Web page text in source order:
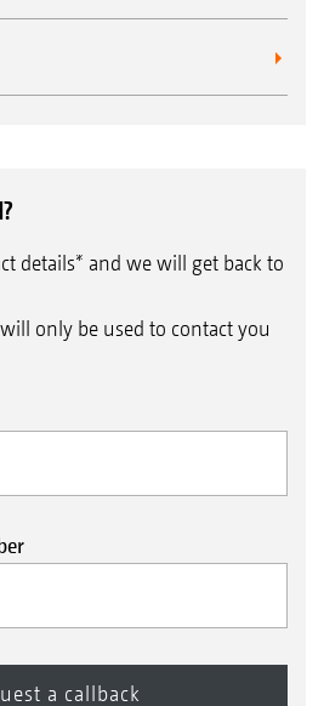
details* and we will get back to
only be used to contact you